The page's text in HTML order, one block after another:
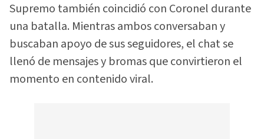
Supremo también coincidió con Coronel durante
una batalla. Mientras ambos conversaban y
buscaban apoyo de sus seguidores, el chat se
llenó de mensajes y bromas que convirtieron el
momento en contenido viral.